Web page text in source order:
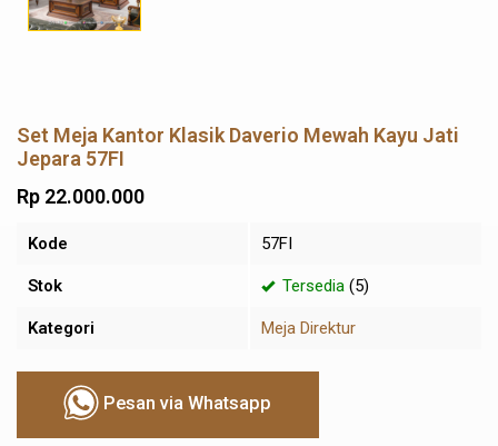
Set Meja Kantor Klasik Daverio Mewah Kayu Jati
Jepara 57FI
Rp 22.000.000
Kode 57FI
Stok Tersedia (5)
Kategori Meja Direktur
Pesan via Whatsapp